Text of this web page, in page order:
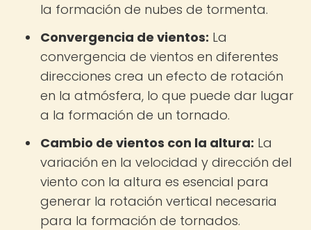
la formación de nubes de tormenta.
Convergencia de vientos: La
convergencia de vientos en diferentes
direcciones crea un efecto de rotación
en la atmósfera, lo que puede dar lugar
a la formación de un tornado.
Cambio de vientos con la altura: La
variación en la velocidad y dirección del
viento con la altura es esencial para
generar la rotación vertical necesaria
para la formación de tornados.